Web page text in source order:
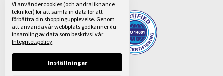
Vi använder cookies (och andra liknande
tekniker) för att samla in data för att
förbättra din shoppingupplevelse. Genom
att använda vår webbplats godkänner du
insamling av data som beskrivs i vår
Integritetspolicy.
Inställningar